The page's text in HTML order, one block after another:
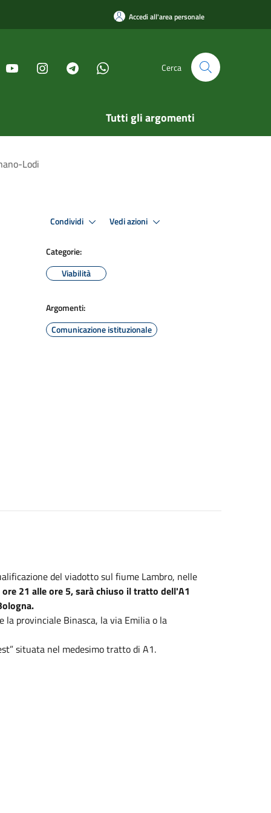
Accedi all'area personale
Cerca
Tutti gli argomenti
Lodi
Condividi Vedi azioni
Categorie:
Viabilità
Argomenti:
Comunicazione istituzionale
del viadotto sul fiume Lambro, nelle
21 alle ore 5, sarà chiuso il tratto dell'A1
la provinciale Binasca, la via Emilia o la
situata nel medesimo tratto di A1.